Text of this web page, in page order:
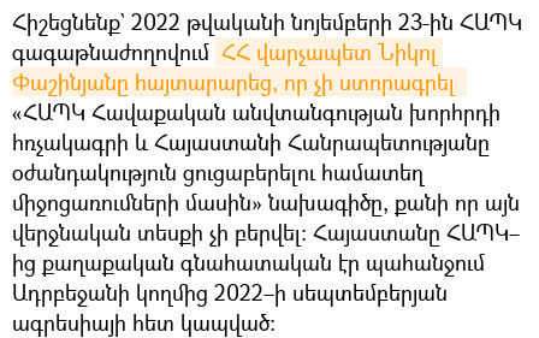
Հիշեցնենք` 2022 թվականի նոյեմբերի 23-ին ՀԱՊԿ
գագաթնաժողովում ՀՀ վարչապետ Նիկոլ
«ՀԱՊԿ Հավաքական անվտանգության խորհրդի
հռչակագրի և Հայաստանի Հանրապետությանը
օժանդակություն ցուցաբերելու համատեղ
միջոցառումների մասին» նախագիծը, քանի որ այն
վերջնական տեսքի չի բերվել։ Հայաստանը ՀԱՊԿ–
ից քաղաքական գնահատական էր պահանջում
Ադրբեջանի կողմից 2022–ի սեպտեմբերյան
ագրեսիայի հետ կապված։